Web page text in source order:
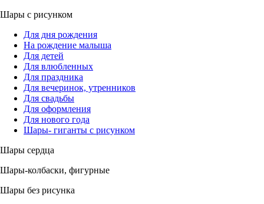
Шары с рисунком
Для дня рождения
На рождение малыша
Для детей
Для влюбленных
Для праздника
Для вечеринок, утренников
Для свадьбы
Для оформления
Для нового года
Шары- гиганты с рисунком
Шары сердца
Шары-колбаски, фигурные
Шары без рисунка